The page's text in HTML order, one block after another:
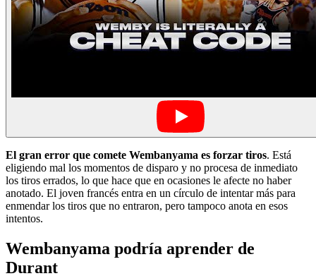
El gran error que comete Wembanyama es forzar tiros. Está
eligiendo mal los momentos de disparo y no procesa de inmediato
los tiros errados, lo que hace que en ocasiones le afecte no haber
anotado. El joven francés entra en un círculo de intentar más para
enmendar los tiros que no entraron, pero tampoco anota en esos
intentos.
Wembanyama podría aprender de
Durant